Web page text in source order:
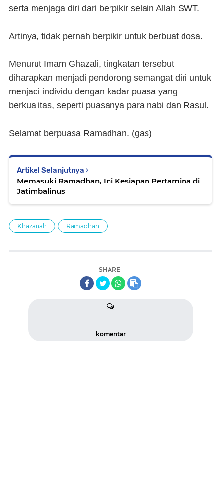
serta menjaga diri dari berpikir selain Allah SWT.
Artinya, tidak pernah berpikir untuk berbuat dosa.
Menurut Imam Ghazali, tingkatan tersebut
diharapkan menjadi pendorong semangat diri untuk
menjadi individu dengan kadar puasa yang
berkualitas, seperti puasanya para nabi dan Rasul.
Selamat berpuasa Ramadhan. (gas)
Artikel Selanjutnya
Memasuki Ramadhan, Ini Kesiapan Pertamina di
Jatimbalinus
Khazanah Ramadhan
SHARE
komentar